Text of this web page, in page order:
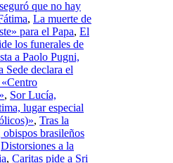
que no hay
, La muerte de
para el Papa, El
los funerales de
a Paolo Pugni,
Sede declara el
, Sor Lucía,
lugar especial
, Tras la
brasileños
Distorsiones a la
, Caritas pide a Sri